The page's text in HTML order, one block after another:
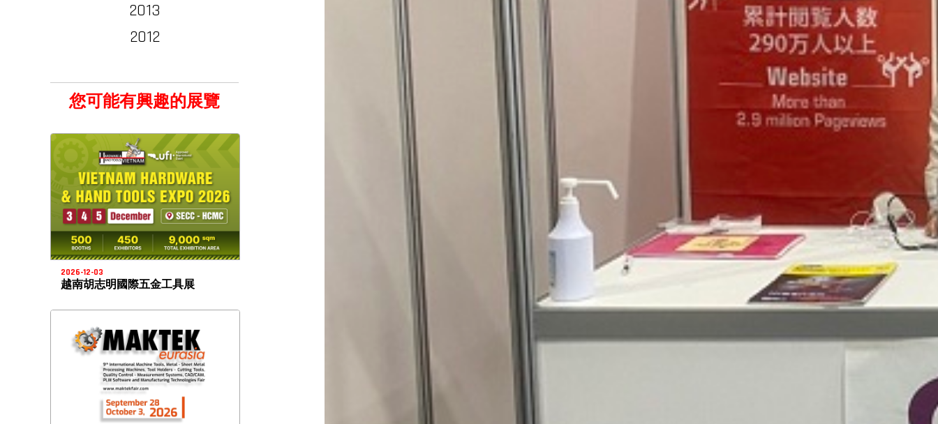
2013
2012
您可能有興趣的展覽
2026-12-03
越南胡志明國際五金工具展